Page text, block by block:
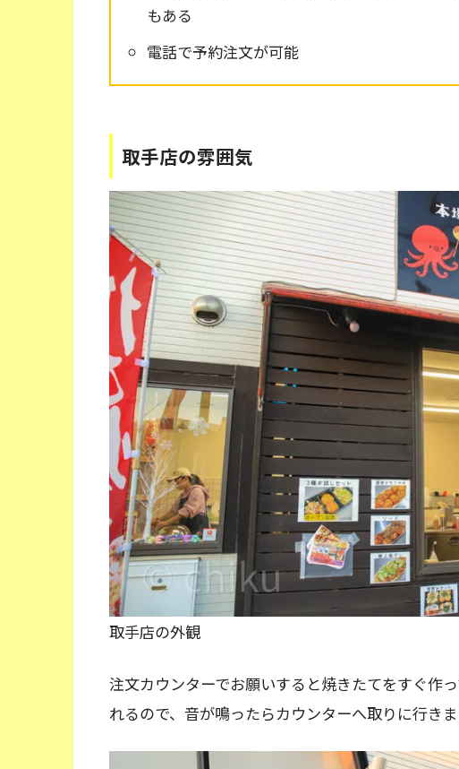
もある
電話で予約注文が可能
取手店の雰囲気
取手店の外観
注文カウンターでお願いすると焼きたてをすぐ作
れるので、音が鳴ったらカウンターへ取りに行きま